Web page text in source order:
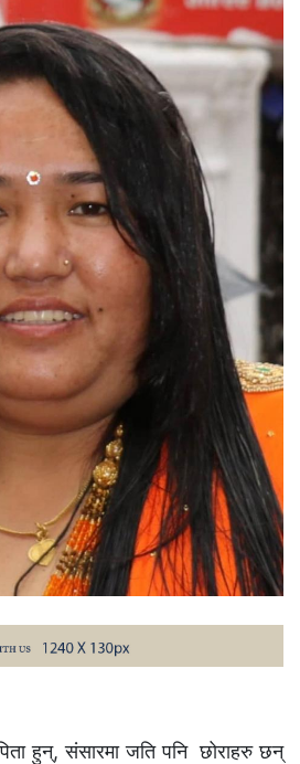
हुन्, संसारमा जति पनि छोराहरु छन्